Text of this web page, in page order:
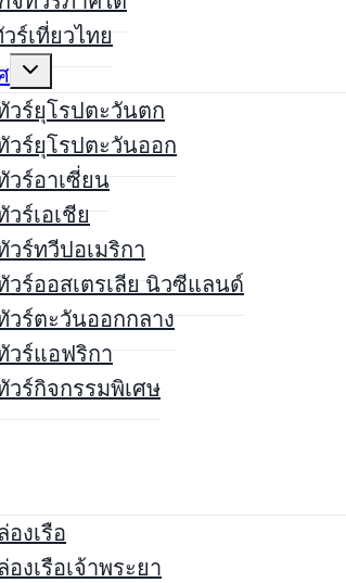
ร์เที่ยวไทย
Expand
menu
วร์ยุโรปตะวันตก
วร์ยุโรปตะวันออก
วร์อาเซี่ยน
ร์เอเชีย
ร์ทวีปอเมริกา
วร์ออสเตรเลีย นิวซีแลนด์
วร์ตะวันออกกลาง
วร์แอฟริกา
วร์กิจกรรมพิเศษ
งเรือ
งเรือเจ้าพระยา